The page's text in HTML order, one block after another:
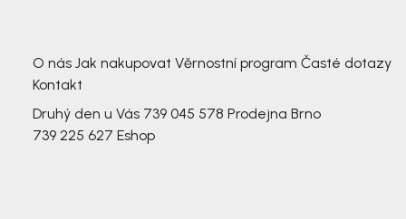
O nás Jak nakupovat Věrnostní program Časté dotazy
Kontakt
Druhý den u Vás 739 045 578 Prodejna Brno
739 225 627 Eshop